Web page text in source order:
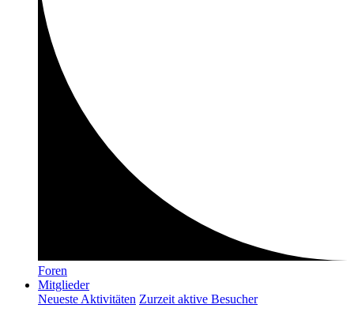
Foren
Mitglieder
Neueste Aktivitäten Zurzeit aktive Besucher